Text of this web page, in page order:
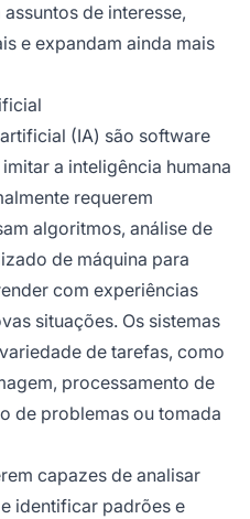
de interesse,
e expandam ainda mais
(IA) são software
a inteligência humana
requerem
algoritmos, análise de
de máquina para
com experiências
situações. Os sistemas
de tarefas, como
processamento de
de problemas ou tomada
capazes de analisar
identificar padrões e